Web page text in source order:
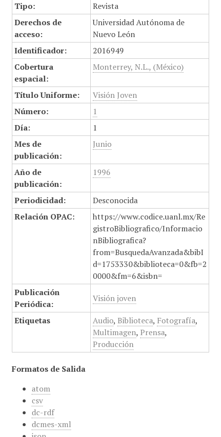
Tipo:
Revista
Derechos de
acceso:
Universidad Autónoma de
Nuevo León
Identificador:
2016949
Cobertura
espacial:
Monterrey, N.L., (México)
Título Uniforme:
Visión Joven
Número:
1
Día:
1
Mes de
publicación:
Junio
Año de
publicación:
1996
Periodicidad:
Desconocida
Relación OPAC:
https://www.codice.uanl.mx/Re
gistroBibliografico/Informacio
nBibliografica?
from=BusquedaAvanzada&bibI
d=1753330&biblioteca=0&fb=2
0000&fm=6&isbn=
Publicación
Periódica:
Visión joven
Etiquetas Audio, Biblioteca, Fotografía,
Multimagen, Prensa,
Producción
Formatos de Salida
atom
csv
dc-rdf
dcmes-xml